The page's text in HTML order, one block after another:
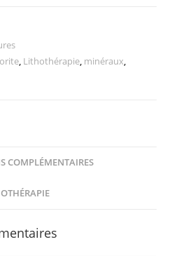
, Lithothérapie, minéraux,
COMPLÉMENTAIRES